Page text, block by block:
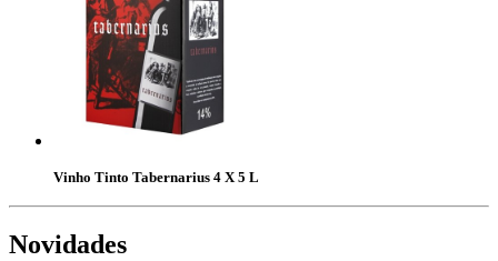
Vinho Tinto Tabernarius 4 X 5 L
Novidades